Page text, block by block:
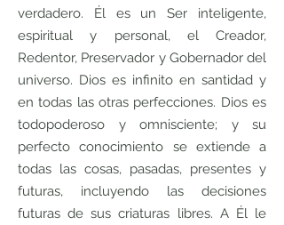
verdadero. Él es un Ser inteligente,
espiritual y personal, el Creador,
Redentor, Preservador y Gobernador del
universo. Dios es infinito en santidad y
en todas las otras perfecciones. Dios es
todopoderoso y omnisciente; y su
perfecto conocimiento se extiende a
todas las cosas, pasadas, presentes y
futuras, incluyendo las decisiones
futuras de sus criaturas libres. A Él le